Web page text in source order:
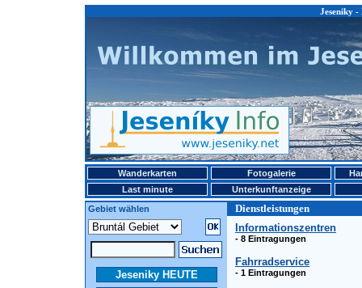
Jeseniky -
Wanderkarten Fotogalerie
Last minute
Unterkunftanzeige
Gebiet wählen
Dienstleistungen
Jeseniky HEUTE
Informationszentren
- 8 Eintragungen
Fahrradservice
- 1 Eintragungen